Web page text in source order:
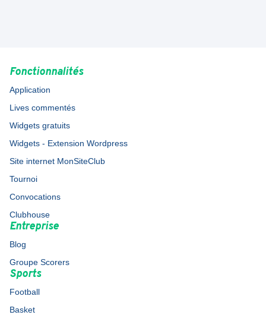
Fonctionnalités
Application
Lives commentés
Widgets gratuits
Widgets - Extension Wordpress
Site internet MonSiteClub
Tournoi
Convocations
Clubhouse
Entreprise
Blog
Groupe Scorers
Sports
Football
Basket